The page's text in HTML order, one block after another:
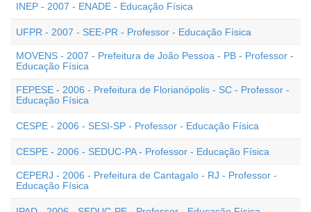
INEP - 2007 - ENADE - Educação Física
UFPR - 2007 - SEE-PR - Professor - Educação Física
MOVENS - 2007 - Prefeitura de João Pessoa - PB - Professor -
Educação Física
FEPESE - 2006 - Prefeitura de Florianópolis - SC - Professor -
Educação Física
CESPE - 2006 - SESI-SP - Professor - Educação Física
CESPE - 2006 - SEDUC-PA - Professor - Educação Física
CEPERJ - 2006 - Prefeitura de Cantagalo - RJ - Professor -
Educação Física